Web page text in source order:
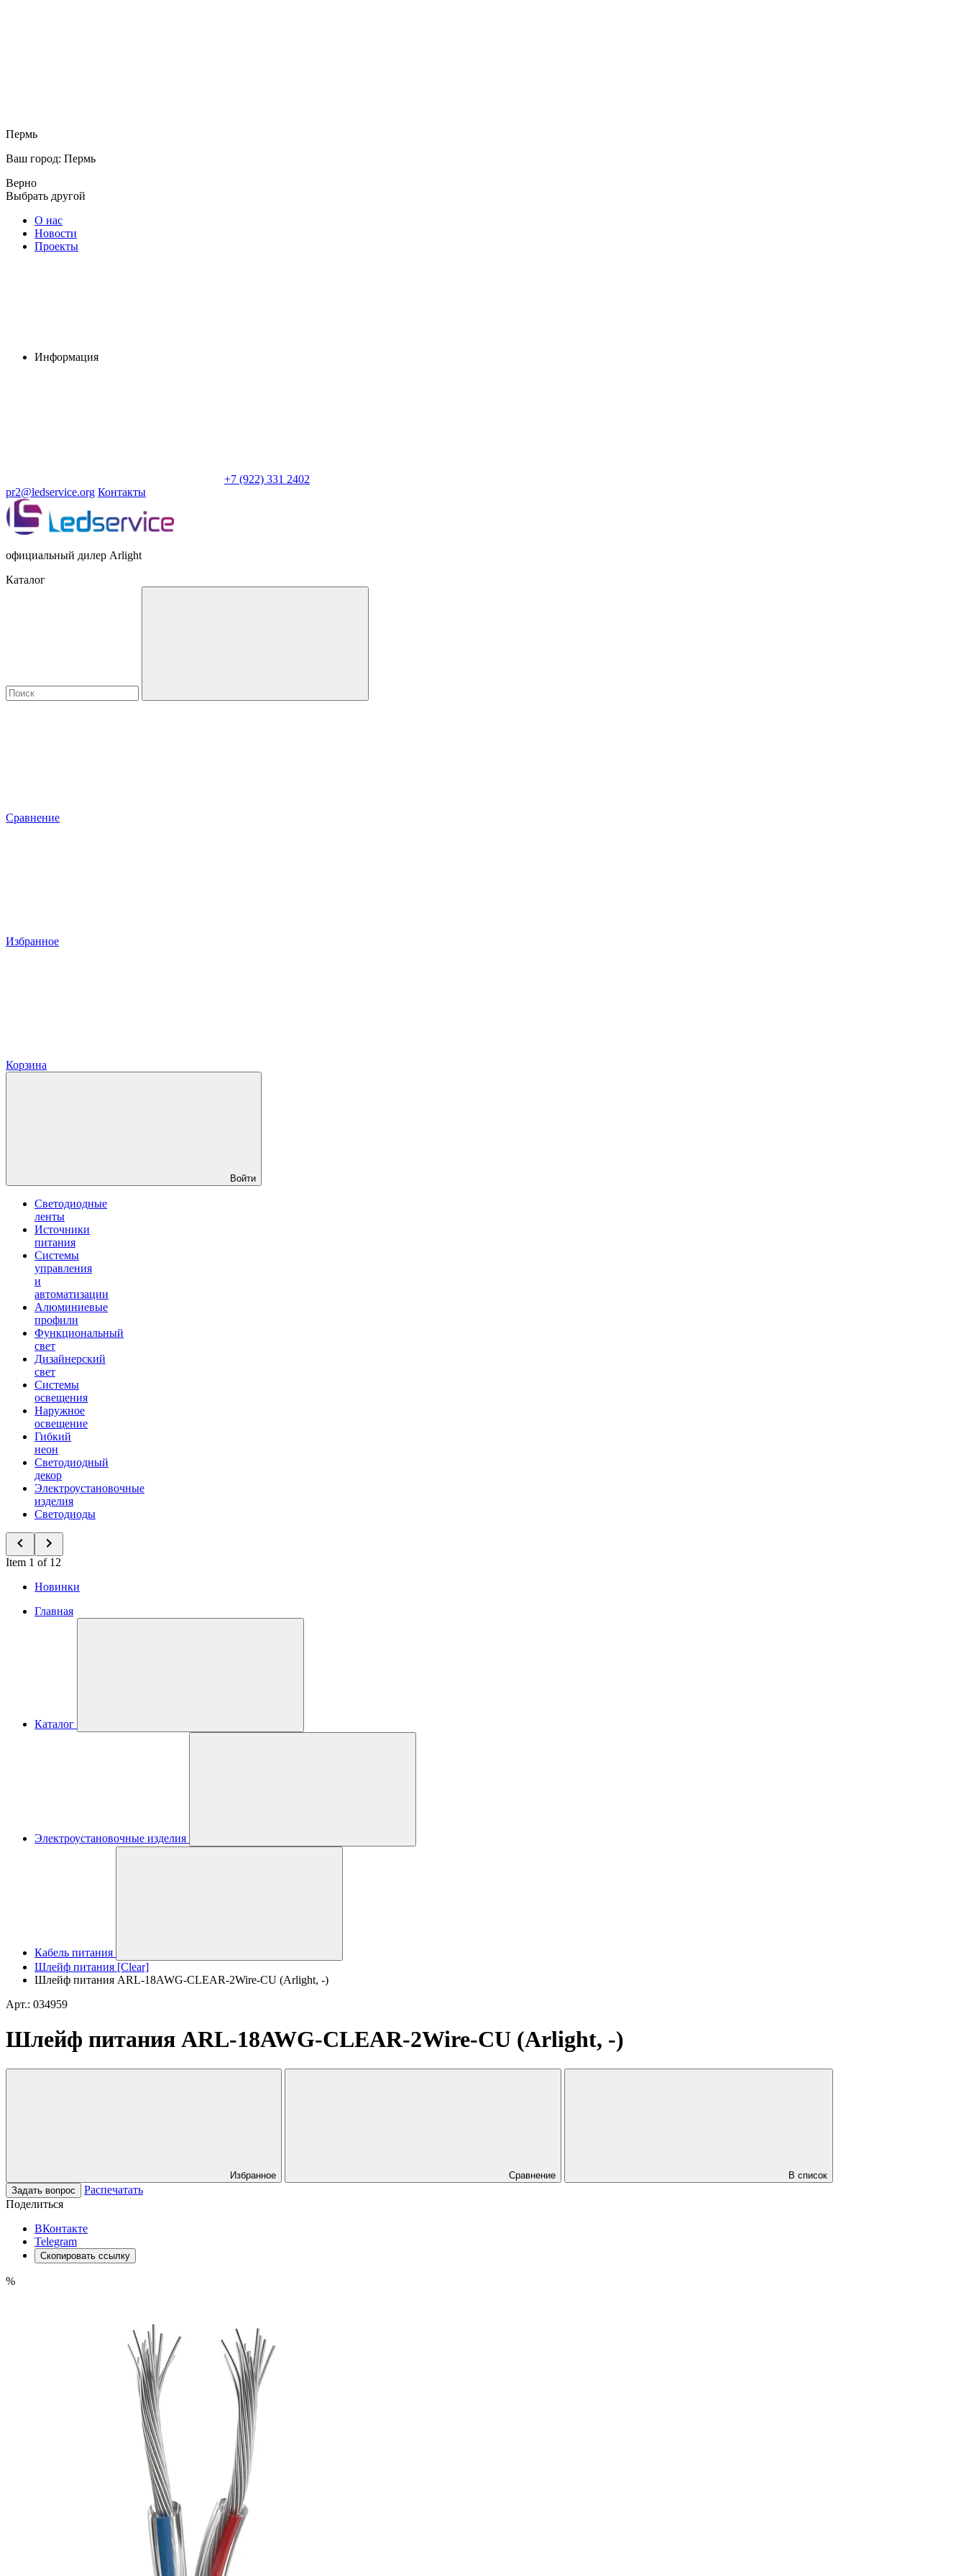
Пермь
Ваш город: Пермь
Верно
Выбрать другой
О нас
Новости
Проекты
Информация
+7 (922) 331 2402
pr2@ledservice.org Контакты
официальный дилер Arlight
Каталог
Сравнение
Избранное
Корзина
Войти
Светодиодные
ленты
Источники
питания
Системы
управления
и
автоматизации
Алюминиевые
профили
Функциональный
свет
Дизайнерский
свет
Системы
освещения
Наружное
освещение
Гибкий
неон
Светодиодный
декор
Электроустановочные
изделия
Светодиоды
Item 1 of 12
Новинки
Главная
Каталог
Электроустановочные изделия
Кабель питания
Шлейф питания [Clear]
Шлейф питания ARL-18AWG-CLEAR-2Wire-CU (Arlight, -)
Арт.: 034959
Шлейф питания ARL-18AWG-CLEAR-2Wire-CU (Arlight, -)
Избранное Сравнение
В список
Задать вопрос
Распечатать
Поделиться
ВКонтакте
Telegram
Скопировать ссылку
%